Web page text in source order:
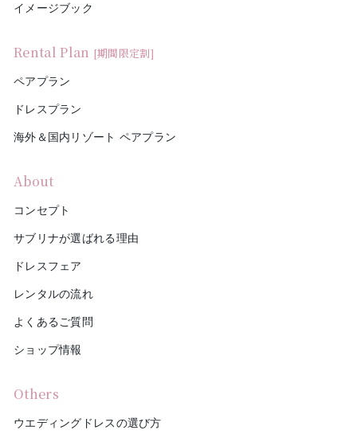
イメージブック
Rental Plan [期間限定割]
ペアプラン
ドレスプラン
海外＆国内リゾート ペアプラン
About
コンセプト
サブリナが選ばれる理由
ドレスフェア
レンタルの流れ
よくあるご質問
ショップ情報
Others
ウエディングドレスの選び方